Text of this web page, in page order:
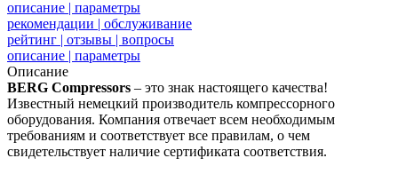
описание | параметры
рекомендации | обслуживание
рейтинг | отзывы | вопросы
описание | параметры
Описание
BERG Compressors – это знак настоящего качества!
Известный немецкий производитель компрессорного
оборудования. Компания отвечает всем необходимым
требованиям и соответствует все правилам, о чем
свидетельствует наличие сертификата соответствия.